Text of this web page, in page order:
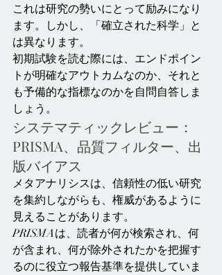
これは研究の勢いにとって励みになり
ます。しかし、「確立された科学」と
は異なります。
初期試験を読む際には、エンドポイン
トが明確なアウトカムなのか、それと
も予備的な指標なのかを自問自答しま
しょう。
システマティックレビュー：
PRISMA、品質フィルター、出
版バイアス
メタアナリシスは、信頼性の低い研究
を集約しながらも、権威があるように
見えることがあります。
PRISMAは、読者が何が検索され、何
が含まれ、何が除外されたかを把握す
るのに役立つ報告基準を提供していま